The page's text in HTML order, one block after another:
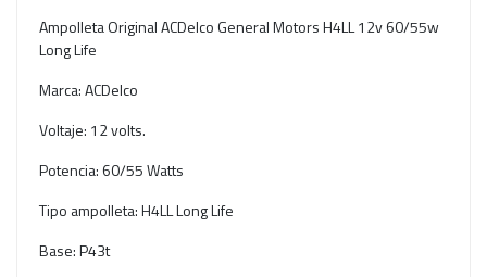
Ampolleta Original ACDelco General Motors H4LL 12v 60/55w
Long Life
Marca: ACDelco
Voltaje: 12 volts.
Potencia: 60/55 Watts
Tipo ampolleta: H4LL Long Life
Base: P43t